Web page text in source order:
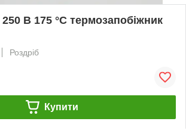
В 175 °C термозапобіжник
Роздріб
Купити